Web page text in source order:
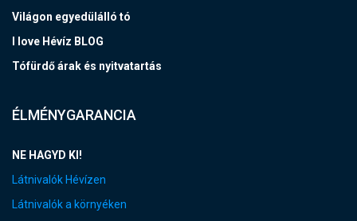
Világon egyedülálló tó
I love Hévíz BLOG
Tófürdő árak és nyitvatartás
ÉLMÉNYGARANCIA
NE HAGYD KI!
Látnivalók Hévízen
Látnivalók a környéken